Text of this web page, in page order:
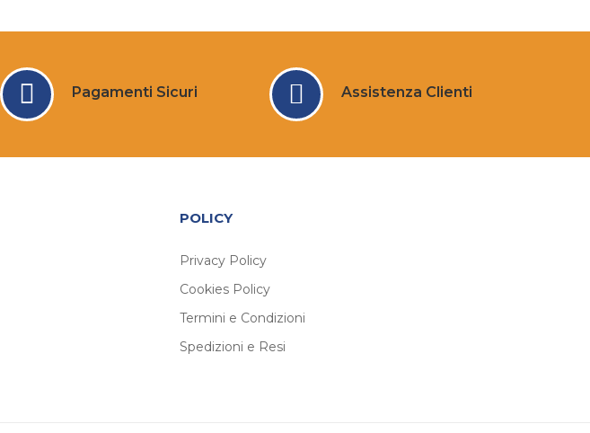
Pagamenti Sicuri Assistenza Clienti
POLICY
Privacy Policy
Cookies Policy
Termini e Condizioni
Spedizioni e Resi